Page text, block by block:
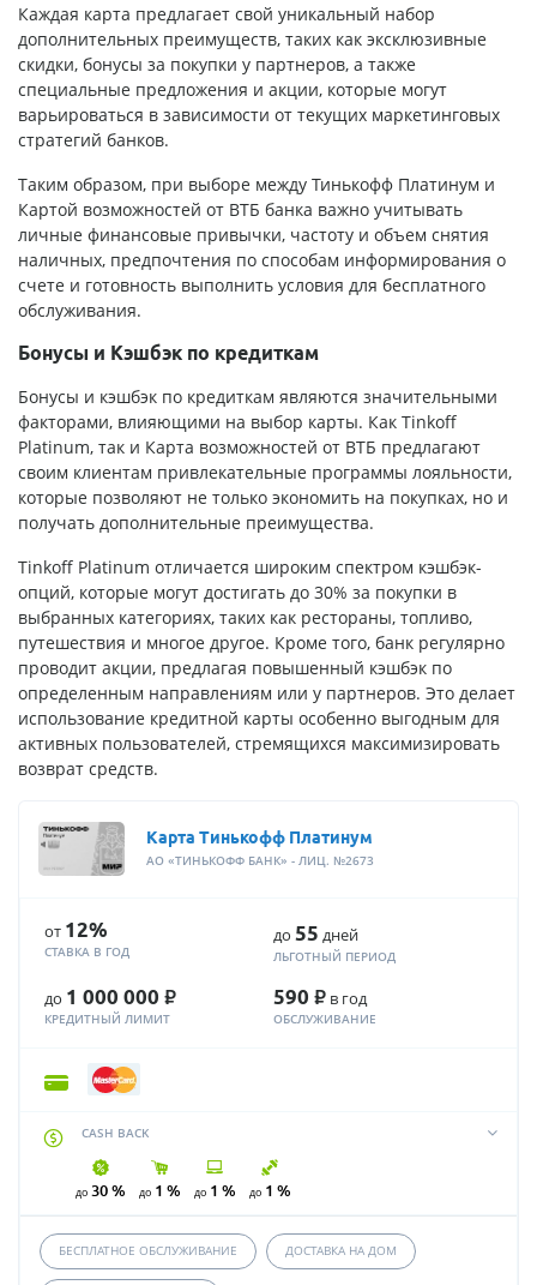
Каждая карта предлагает свой уникальный набор
дополнительных преимуществ, таких как эксклюзивные
скидки, бонусы за покупки у партнеров, а также
специальные предложения и акции, которые могут
варьироваться в зависимости от текущих маркетинговых
стратегий банков.
Таким образом, при выборе между Тинькофф Платинум и
Картой возможностей от ВТБ банка важно учитывать
личные финансовые привычки, частоту и объем снятия
наличных, предпочтения по способам информирования о
счете и готовность выполнить условия для бесплатного
обслуживания.
Бонусы и Кэшбэк по кредиткам
Бонусы и кэшбэк по кредиткам являются значительными
факторами, влияющими на выбор карты. Как Tinkoff
Platinum, так и Карта возможностей от ВТБ предлагают
своим клиентам привлекательные программы лояльности,
которые позволяют не только экономить на покупках, но и
получать дополнительные преимущества.
Tinkoff Platinum отличается широким спектром кэшбэк-
опций, которые могут достигать до 30% за покупки в
выбранных категориях, таких как рестораны, топливо,
путешествия и многое другое. Кроме того, банк регулярно
проводит акции, предлагая повышенный кэшбэк по
определенным направлениям или у партнеров. Это делает
использование кредитной карты особенно выгодным для
активных пользователей, стремящихся максимизировать
возврат средств.
Карта Тинькофф Платинум
АО «ТИНЬКОФФ БАНК» - ЛИЦ. №2673
от 12%
СТАВКА В ГОД
до 55 дней
ЛЬГОТНЫЙ ПЕРИОД
до 1 000 000 Р
КРЕДИТНЫЙ ЛИМИТ
590 Р в год
ОБСЛУЖИВАНИЕ
CASH BACK
до 30 % до 1 % до 1 % до 1 %
БЕСПЛАТНОЕ ОБСЛУЖИВАНИЕ ДОСТАВКА НА ДОМ